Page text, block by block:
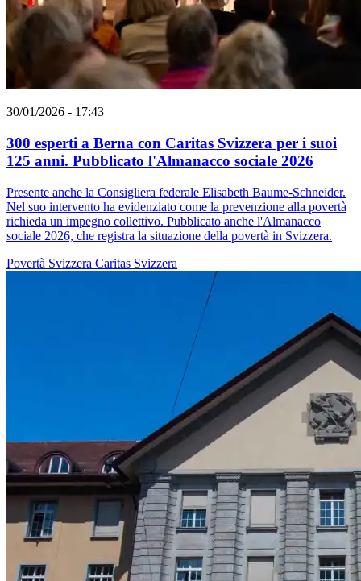
30/01/2026 - 17:43
300 esperti a Berna con Caritas Svizzera per i suoi
125 anni. Pubblicato l'Almanacco sociale 2026
Presente anche la Consigliera federale Elisabeth Baume-Schneider.
Nel suo intervento ha evidenziato come la prevenzione alla povertà
richieda un impegno collettivo. Pubblicato anche l'Almanacco
sociale 2026, che registra la situazione della povertà in Svizzera.
Povertà Svizzera Caritas Svizzera